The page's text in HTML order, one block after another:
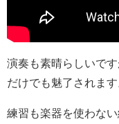
演奏も素晴らしいで
だけでも魅了されます
練習も楽器を使わな